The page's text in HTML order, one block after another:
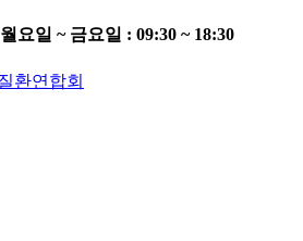
월요일 ~ 금요일 : 09:30 ~ 18:30